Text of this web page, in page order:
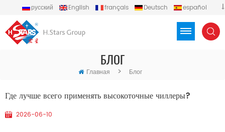
русский English français Deutsch
español
БЛОГ
Главная > Блог
Где лучше всего применять высокоточные чиллеры?
2026-06-10